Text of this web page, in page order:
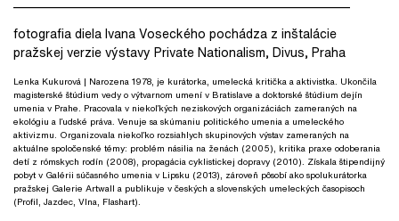
fotografia diela Ivana Voseckého pochádza z inštalácie
pražskej verzie výstavy Private Nationalism, Divus, Praha
Lenka Kukurová | Narozena 1978, je kurátorka, umelecká kritička a aktivistka. Ukončila
magisterské štúdium vedy o výtvarnom umení v Bratislave a doktorské štúdium dejín
umenia v Prahe. Pracovala v niekoľkých neziskových organizáciách zameraných na
ekológiu a ľudské práva. Venuje sa skúmaniu politického umenia a umeleckého
aktivizmu. Organizovala niekoľko rozsiahlych skupinových výstav zameraných na
aktuálne spoločenské témy: problém násilia na ženách (2005), kritika praxe odoberania
detí z rómskych rodín (2008), propagácia cyklistickej dopravy (2010). Získala štipendijný
pobyt v Galérii súčasného umenia v Lipsku (2013), zároveň pôsobí ako spolukurátorka
pražskej Galerie Artwall a publikuje v českých a slovenských umeleckých časopisoch
(Profil, Jazdec, Vlna, Flashart).